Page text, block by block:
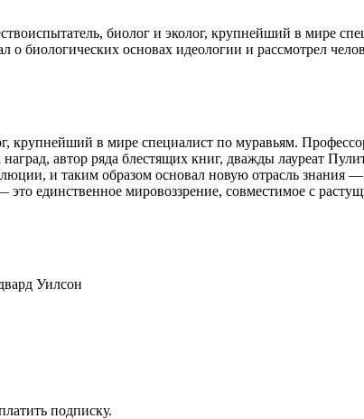
биолог и эколог, крупнейший в мире
биологических основах идеологии и рассмотрел
в мире специалист по муравьям.
автор ряда блестящих книг, дважды лауреат
и таким образом основал новую отрасль знания
единственное мировоззрение, совместимое с
Уилсон
подписку.